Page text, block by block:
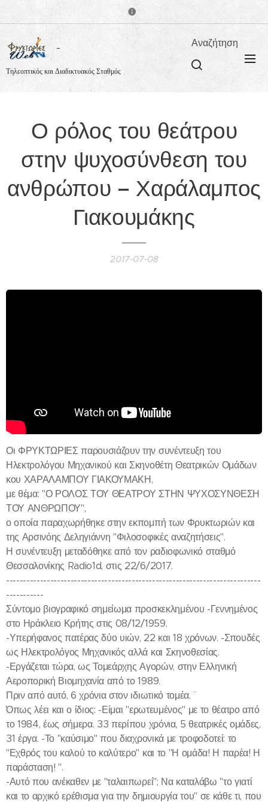
Τηλεοπτικός και Διαδικτυακός Σταθμός
Αναζήτηση
Ο ρόλος του θεάτρου
στην ψυχοσύνθεση του
ανθρώπου – Χαράλαμπος
Γιακουμάκης
2017-07-08
Οι ΦΡΥΚΤΩΡΙΕΣ παρουσιάζουν την συνέντευξη του
Ηλεκτρολόγου Μηχανικού και Σκηνοθέτη Θεατρικών Ομάδων
κου ΧΑΡΑΛΑΜΠΟΥ ΓΙΑΚΟΥΜΑΚΗ,
με θέμα: "Ο ΡΟΛΟΣ ΤΟΥ ΘΕΑΤΡΟΥ ΣΤΗΝ ΨΥΧΟΣΥΝΘΕΣΗ
ΤΟΥ ΑΝΘΡΩΠΟΥ",
ο οποία παραχωρήθηκε στην εκπομπή των Φρυκτωριών και
της Αρσινόης Δεληγιάννη "Φιλοσοφικές αναζητήσεις".
Η συνέντευξη μεταδόθηκε από τον ραδιοφωνικό σταθμό
Θεσσαλονίκης Radio1d, στις 22/6/2017.
---------------------------------------------------------------------------
-----------
Σύντομο βιογραφικό σημείωμα προσκεκλημένου -Γεννημένος
στο Ηράκλειο Κρήτης στις 08/12/1959.
-Υπερήφανος πατέρας δύο υιών, 22 και 18 χρόνων. -Σπουδές
ως Ηλεκτρολόγος Μηχανικός αλλά και Σκηνοθεσίας.
-Εργάζεται τώρα, ως Τομεάρχης Αγορών, στην Ελληνική
Αεροπορική Βιομηχανία από το 1989.
Πριν από αυτό, 6 χρόνια στον ιδιωτικό τομέα. ¨
Όπως λέει και ο ίδιος: -Είμαι "ερωτευμένος" με το θέατρο από
το 1984, έως σήμερα. 33 περίπου χρόνια, 5 θεατρικές ομάδες,
31 έργα. -Το "καύσιμο" που διαχρονικά με τροφοδοτεί: το
"Εχθρός του καλού το καλύτερο" και το "Η ομάδα! Η παρέα! Η
παράσταση! ".
-Αυτό που ανέκαθεν με "ταλαιπωρεί"; Να καταλάβω "το γιατί
και το αρχικό ερέθισμα για την δημιουργία του" σε κάθε τι, που